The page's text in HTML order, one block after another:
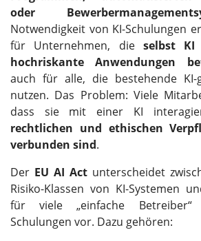
oder
Notwendigkeit von KI-Schulungen
für Unternehmen, die selbst KI
hochriskante Anwendungen
auch für alle, die bestehende KI-
nutzen. Das Problem: Viele
dass sie mit einer KI
rechtlichen und ethischen
verbunden sind.
Der EU AI Act unterscheidet
Risiko-Klassen von KI-Systemen
für viele „einfache Betreiber“
Schulungen vor. Dazu gehören: